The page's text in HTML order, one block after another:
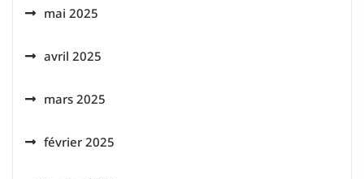
mai 2025
avril 2025
mars 2025
février 2025